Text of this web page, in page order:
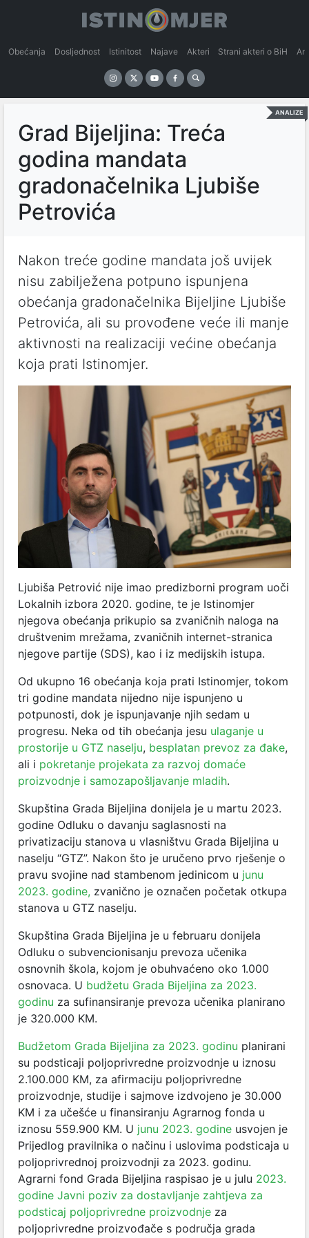
Obećanja Dosljednost Istinitost Najave Akteri Strani akteri o BiH
ANALIZE
Grad Bijeljina: Treća
godina mandata
gradonačelnika Ljubiše
Petrovića
Nakon treće godine mandata još uvijek
nisu zabilježena potpuno ispunjena
obećanja gradonačelnika Bijeljine Ljubiše
Petrovića, ali su provođene veće ili manje
aktivnosti na realizaciji većine obećanja
koja prati Istinomjer.
Ljubiša Petrović nije imao predizborni program uoči
Lokalnih izbora 2020. godine, te je Istinomjer
njegova obećanja prikupio sa zvaničnih naloga na
društvenim mrežama, zvaničnih internet-stranica
njegove partije (SDS), kao i iz medijskih istupa.
Od ukupno 16 obećanja koja prati Istinomjer, tokom
tri godine mandata nijedno nije ispunjeno u
potpunosti, dok je ispunjavanje njih sedam u
progresu. Neka od tih obećanja jesu ulaganje u
prostorije u GTZ naselju, besplatan prevoz za đake,
ali i pokretanje projekata za razvoj domaće
proizvodnje i samozapošljavanje mladih.
Skupština Grada Bijeljina donijela je u martu 2023.
godine Odluku o davanju saglasnosti na
privatizaciju stanova u vlasništvu Grada Bijeljina u
naselju “GTZ”. Nakon što je uručeno prvo rješenje o
pravu svojine nad stambenom jedinicom u junu
2023. godine, zvanično je označen početak otkupa
stanova u GTZ naselju.
Skupština Grada Bijeljina je u februaru donijela
Odluku o subvencionisanju prevoza učenika
osnovnih škola, kojom je obuhvaćeno oko 1.000
osnovaca. U budžetu Grada Bijeljina za 2023.
godinu za sufinansiranje prevoza učenika planirano
je 320.000 KM.
Budžetom Grada Bijeljina za 2023. godinu planirani
su podsticaji poljoprivredne proizvodnje u iznosu
2.100.000 KM, za afirmaciju poljoprivredne
proizvodnje, studije i sajmove izdvojeno je 30.000
KM i za učešće u finansiranju Agrarnog fonda u
iznosu 559.900 KM. U junu 2023. godine usvojen je
Prijedlog pravilnika o načinu i uslovima podsticaja u
poljoprivrednoj proizvodnji za 2023. godinu.
Agrarni fond Grada Bijeljina raspisao je u julu 2023.
godine Javni poziv za dostavljanje zahtjeva za
podsticaj poljoprivredne proizvodnje za
poljoprivredne proizvođače s područja grada